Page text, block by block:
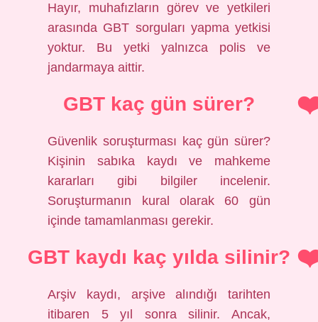
Hayır, muhafızların görev ve yetkileri
arasında GBT sorguları yapma yetkisi
yoktur. Bu yetki yalnızca polis ve
jandarmaya aittir.
GBT kaç gün sürer?
Güvenlik soruşturması kaç gün sürer?
Kişinin sabıka kaydı ve mahkeme
kararları gibi bilgiler incelenir.
Soruşturmanın kural olarak 60 gün
içinde tamamlanması gerekir.
GBT kaydı kaç yılda silinir?
Arşiv kaydı, arşive alındığı tarihten
itibaren 5 yıl sonra silinir. Ancak,